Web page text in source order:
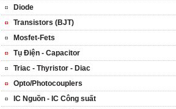
Diode
Transistors (BJT)
Mosfet-Fets
Tụ Điện - Capacitor
Triac - Thyristor - Diac
Opto/Photocouplers
IC Nguồn - IC Công suất